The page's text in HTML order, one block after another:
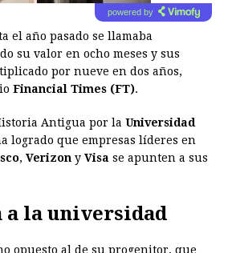
powered by
el año pasado se llamaba
su valor en ocho meses y sus
por nueve en dos años,
Financial Times (FT).
Antigua por la Universidad
logrado que empresas líderes en
, Verizon y Visa se apunten a sus
la universidad
opuesto al de su progenitor, que